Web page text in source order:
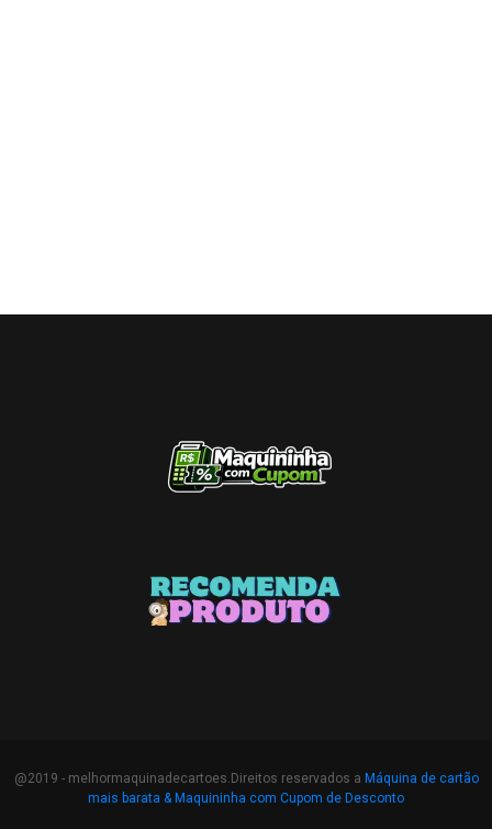
@2019 - melhormaquinadecartoes.Direitos reservados a Máquina de cartão
mais barata & Maquininha com Cupom de Desconto